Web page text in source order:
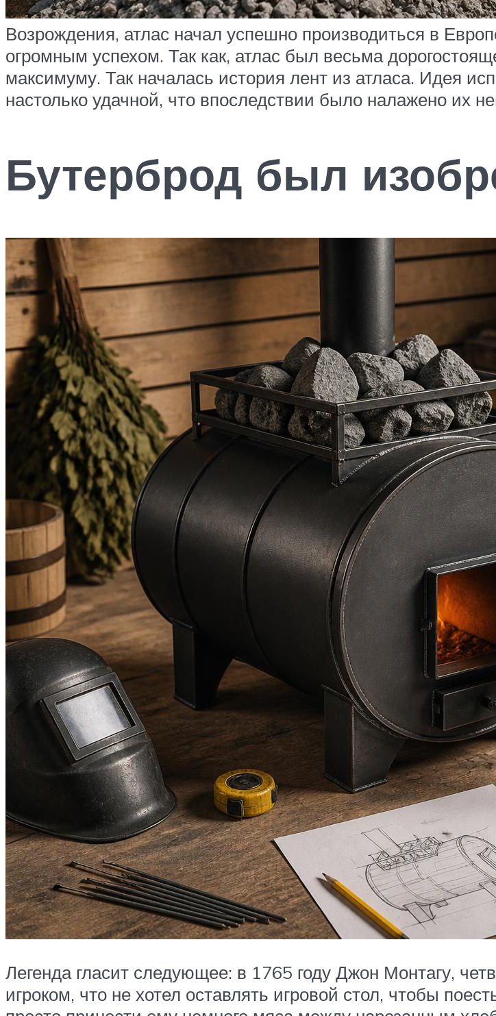
Возрождения, атлас начал успешно производиться в
огромным успехом. Так как, атлас был весьма
максимуму. Так началась история лент из атласа. Идея
настолько удачной, что впоследствии было налажено их
Бутерброд был
Легенда гласит следующее: в 1765 году Джон Монтагу,
игроком, что не хотел оставлять игровой стол, чтобы